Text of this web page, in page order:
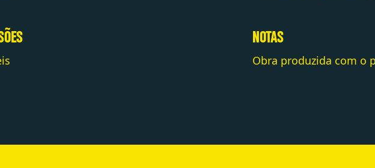
NOTAS
Obra produzida com o